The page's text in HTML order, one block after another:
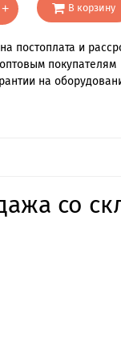
+ В корзину
постоплата и
покупателям
на
со